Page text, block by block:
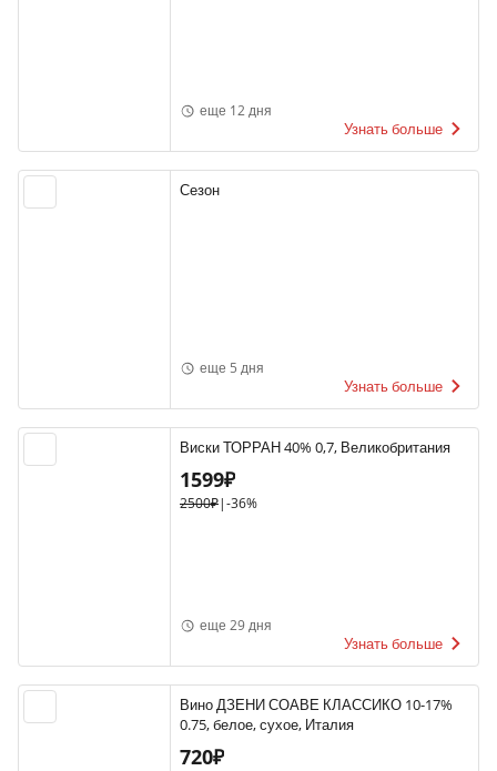
еще 12 дня
Узнать больше
Сезон
еще 5 дня
Узнать больше
Виски ТОРРАН 40% 0,7, Великобритания
1599₽
2500₽|-36%
еще 29 дня
Узнать больше
Вино ДЗЕНИ СОАВЕ КЛАССИКО 10-17%
0.75, белое, сухое, Италия
720₽